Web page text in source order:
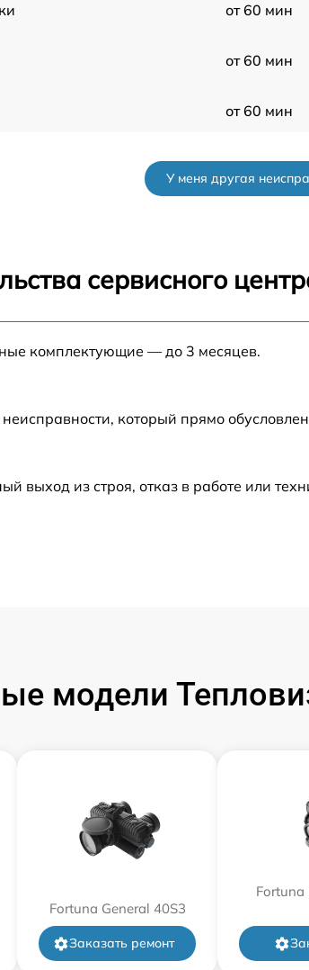
от 60 мин
от 60 мин
от 60 мин
от 60 мин
и
от 60 мин
влаги от 60 мин
У меня другая
сервисного
комплектующие — до 3 месяцев.
который прямо
выход из строя, отказ в работе или
модели
Fortuna General 40S3
Заказать ремонт
Fortuna